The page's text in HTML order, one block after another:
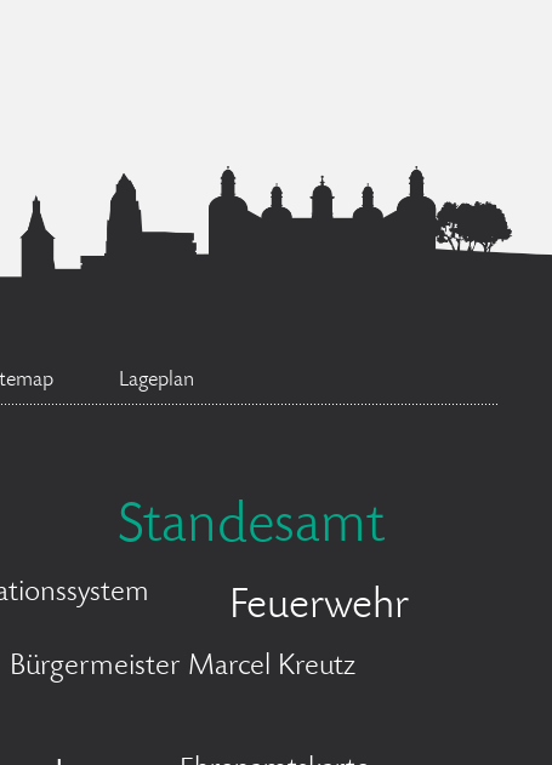
Lageplan
Standesamt
Feuerwehr
Bürgermeister Marcel Kreutz